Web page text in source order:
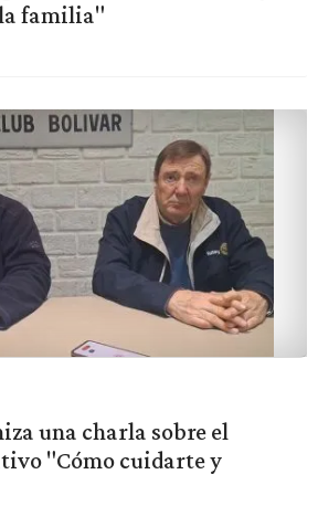
familia"
una charla sobre el
"Cómo cuidarte y